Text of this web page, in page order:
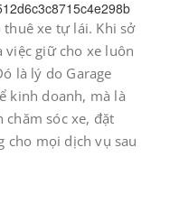
xe tự lái. Khi sở
giữ cho xe luôn
là lý do Garage
kinh doanh, mà là
sóc xe, đặt
cho mọi dịch vụ sau